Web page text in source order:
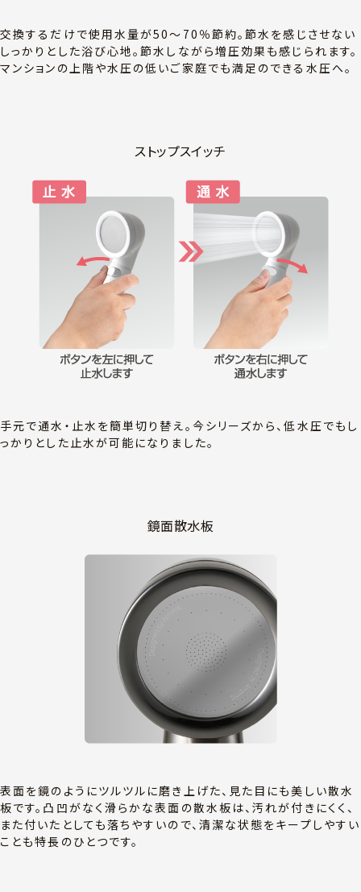
交換するだけで使用水量が50〜70％節約。節水を感じさせない
しっかりとした浴び心地。節水しながら増圧効果も感じられます。
マンションの上階や水圧の低いご家庭でも満足のできる水圧へ。
ストップスイッチ
手元で通水・止水を簡単切り替え。今シリーズから、低水圧でもし
っかりとした止水が可能になりました。
鏡面散水板
表面を鏡のようにツルツルに磨き上げた、見た目にも美しい散水
板です。凸凹がなく滑らかな表面の散水板は、汚れが付きにくく、
また付いたとしても落ちやすいので、清潔な状態をキープしやすい
ことも特長のひとつです。